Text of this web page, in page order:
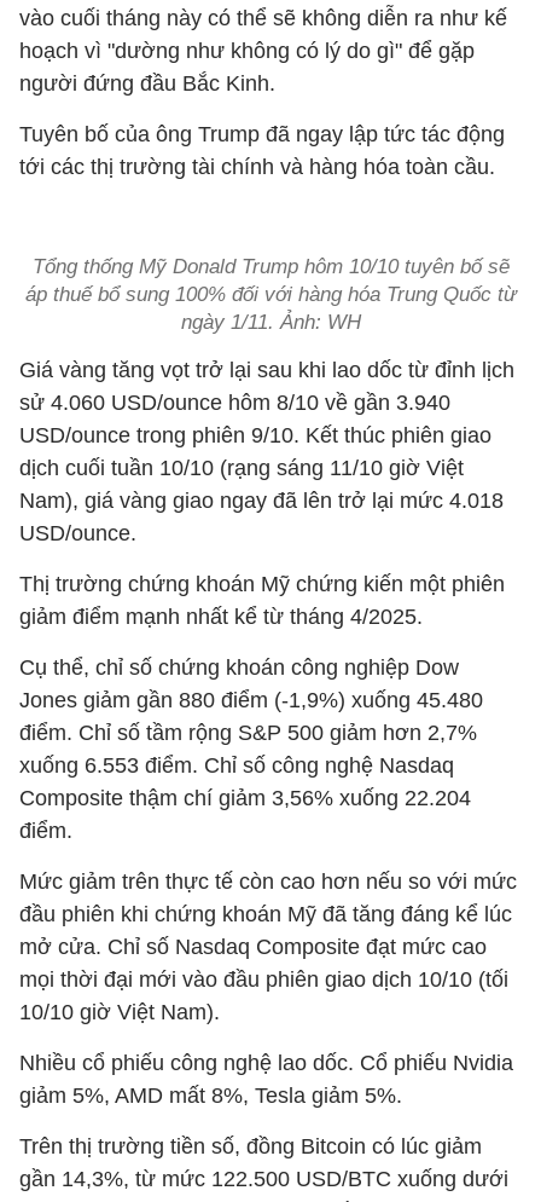
vào cuối tháng này có thể sẽ không diễn ra như kế
hoạch vì "dường như không có lý do gì" để gặp
người đứng đầu Bắc Kinh.
Tuyên bố của ông Trump đã ngay lập tức tác động
tới các thị trường tài chính và hàng hóa toàn cầu.
Tổng thống Mỹ Donald Trump hôm 10/10 tuyên bố sẽ
áp thuế bổ sung 100% đối với hàng hóa Trung Quốc từ
ngày 1/11. Ảnh: WH
Giá vàng tăng vọt trở lại sau khi lao dốc từ đỉnh lịch
sử 4.060 USD/ounce hôm 8/10 về gần 3.940
USD/ounce trong phiên 9/10. Kết thúc phiên giao
dịch cuối tuần 10/10 (rạng sáng 11/10 giờ Việt
Nam), giá vàng giao ngay đã lên trở lại mức 4.018
USD/ounce.
Thị trường chứng khoán Mỹ chứng kiến một phiên
giảm điểm mạnh nhất kể từ tháng 4/2025.
Cụ thể, chỉ số chứng khoán công nghiệp Dow
Jones giảm gần 880 điểm (-1,9%) xuống 45.480
điểm. Chỉ số tầm rộng S&P 500 giảm hơn 2,7%
xuống 6.553 điểm. Chỉ số công nghệ Nasdaq
Composite thậm chí giảm 3,56% xuống 22.204
điểm.
Mức giảm trên thực tế còn cao hơn nếu so với mức
đầu phiên khi chứng khoán Mỹ đã tăng đáng kể lúc
mở cửa. Chỉ số Nasdaq Composite đạt mức cao
mọi thời đại mới vào đầu phiên giao dịch 10/10 (tối
10/10 giờ Việt Nam).
Nhiều cổ phiếu công nghệ lao dốc. Cổ phiếu Nvidia
giảm 5%, AMD mất 8%, Tesla giảm 5%.
Trên thị trường tiền số, đồng Bitcoin có lúc giảm
gần 14,3%, từ mức 122.500 USD/BTC xuống dưới